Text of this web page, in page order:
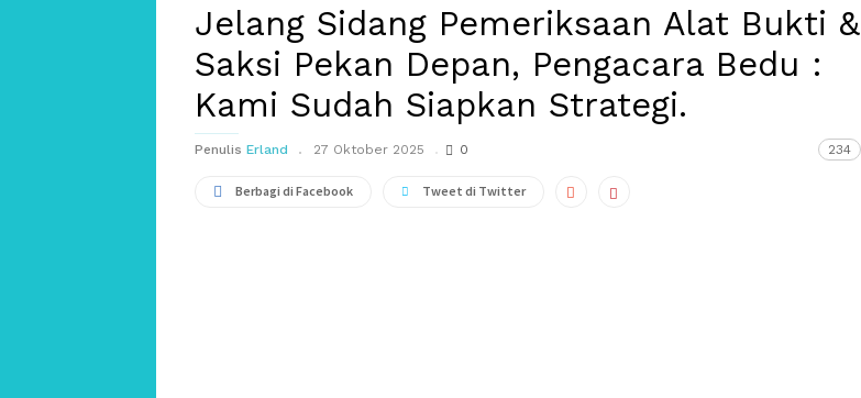
Jelang Sidang Pemeriksaan Alat Bukti &
Saksi Pekan Depan, Pengacara Bedu :
Kami Sudah Siapkan Strategi.
Penulis Erland 27 Oktober 2025 0 234
Berbagi di Facebook Tweet di Twitter